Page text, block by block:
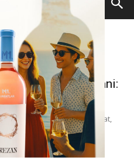
la Prisecani:
din Iaşi: pierde la foc automat,
găini,...